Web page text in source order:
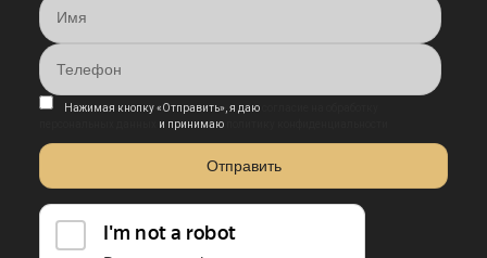
Нажимая кнопку «Отправить», я даю
и принимаю